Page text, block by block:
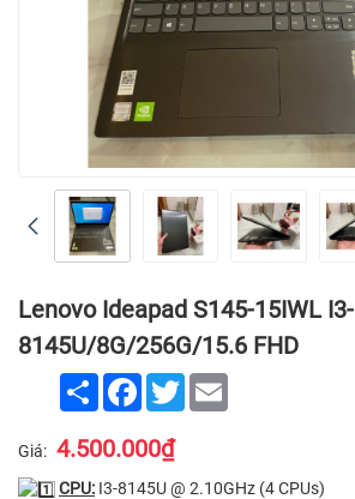
Lenovo Ideapad S145-15IWL I3-
8145U/8G/256G/15.6 FHD
Share Facebook
Twitter
Giá: 4.500.000₫
CPU: I3-8145U @ 2.10GHz (4 CPUs)